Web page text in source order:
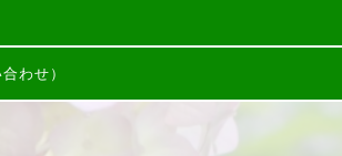
わせ）